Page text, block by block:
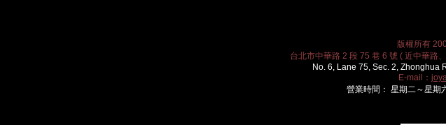
版權所有
台北市中華路 2 段 75 巷 6 號 ( 近中華
No. 6, Lane 75, Sec. 2, Zhonghua
E-mail：
營業時間： 星期二～星